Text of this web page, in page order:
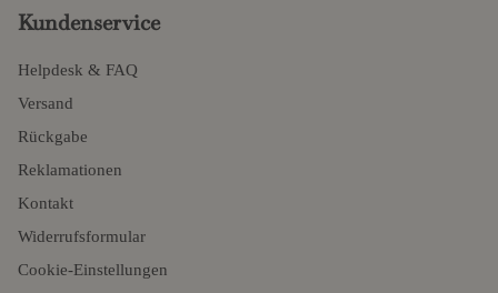
Kundenservice
Helpdesk & FAQ
Versand
Rückgabe
Reklamationen
Kontakt
Widerrufsformular
Cookie-Einstellungen